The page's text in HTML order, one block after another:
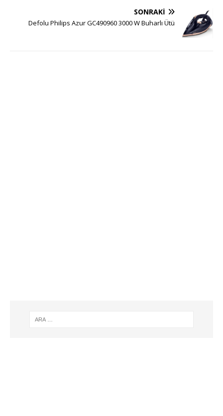
SONRAKI
Defolu Philips Azur GC490960 3000 W Buharlı Ütü